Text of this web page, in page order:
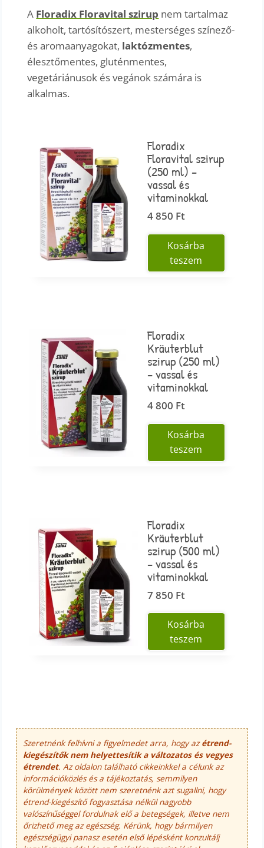
A Floradix Floravital szirup nem tartalmaz
alkoholt, tartósítószert, mesterséges színező-
és aromaanyagokat, laktózmentes,
élesztőmentes, gluténmentes,
vegetáriánusok és vegánok számára is
alkalmas.
Floradix
Floravital szirup
(250 ml) –
vassal és
vitaminokkal
4 850 Ft
Kosárba
teszem
Floradix
Kräuterblut
szirup (250 ml)
– vassal és
vitaminokkal
4 800 Ft
Kosárba
teszem
Floradix
Kräuterblut
szirup (500 ml)
– vassal és
vitaminokkal
7 850 Ft
Kosárba
teszem
Szeretnénk felhívni a figyelmedet arra, hogy azétrend-
kiegészítők nem helyettesítik a változatos és vegyes
étrendet. Az oldalon található cikkeinkkel a célunk az
információközlés és a tájékoztatás, semmilyen
körülmények között nem szeretnénk azt sugallni, hogy
étrend-kiegészítő fogyasztása nélkül nagyobb
valószínűséggel fordulnak elő a betegségek, illetve nem
őrizhető meg az egészség. Kérünk, hogy bármilyen
egészségügyi panasz esetén első lépésként konzultálj